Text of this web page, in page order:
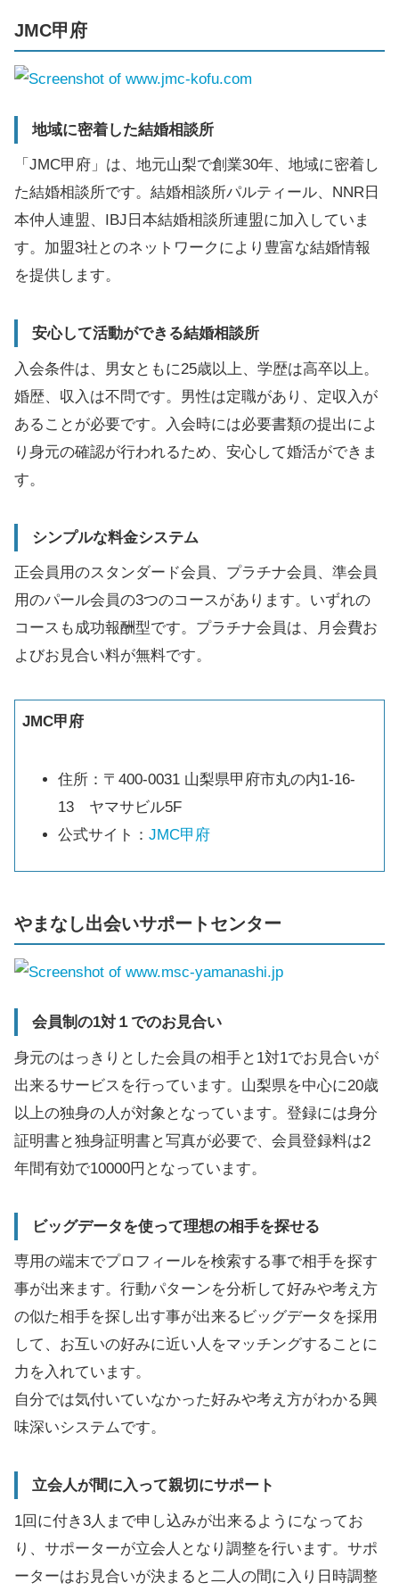
JMC甲府
地域に密着した結婚相談所
「JMC甲府」は、地元山梨で創業30年、地域に密着し
た結婚相談所です。結婚相談所パルティール、NNR日
本仲人連盟、IBJ日本結婚相談所連盟に加入していま
す。加盟3社とのネットワークにより豊富な結婚情報
を提供します。
安心して活動ができる結婚相談所
入会条件は、男女ともに25歳以上、学歴は高卒以上。
婚歴、収入は不問です。男性は定職があり、定収入が
あることが必要です。入会時には必要書類の提出によ
り身元の確認が行われるため、安心して婚活ができま
す。
シンプルな料金システム
正会員用のスタンダード会員、プラチナ会員、準会員
用のパール会員の3つのコースがあります。いずれの
コースも成功報酬型です。プラチナ会員は、月会費お
よびお見合い料が無料です。
JMC甲府
住所：〒400-0031 山梨県甲府市丸の内1-16-
13 ヤマサビル5F
公式サイト： JMC甲府
やまなし出会いサポートセンター
会員制の1対１でのお見合い
身元のはっきりとした会員の相手と1対1でお見合いが
出来るサービスを行っています。山梨県を中心に20歳
以上の独身の人が対象となっています。登録には身分
証明書と独身証明書と写真が必要で、会員登録料は2
年間有効で10000円となっています。
ビッグデータを使って理想の相手を探せる
専用の端末でプロフィールを検索する事で相手を探す
事が出来ます。行動パターンを分析して好みや考え方
の似た相手を探し出す事が出来るビッグデータを採用
して、お互いの好みに近い人をマッチングすることに
力を入れています。
自分では気付いていなかった好みや考え方がわかる興
味深いシステムです。
立会人が間に入って親切にサポート
1回に付き3人まで申し込みが出来るようになってお
り、サポーターが立会人となり調整を行います。サポ
ーターはお見合いが決まると二人の間に入り日時調整